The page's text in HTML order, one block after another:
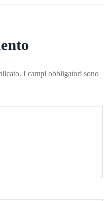
I campi obbligatori sono